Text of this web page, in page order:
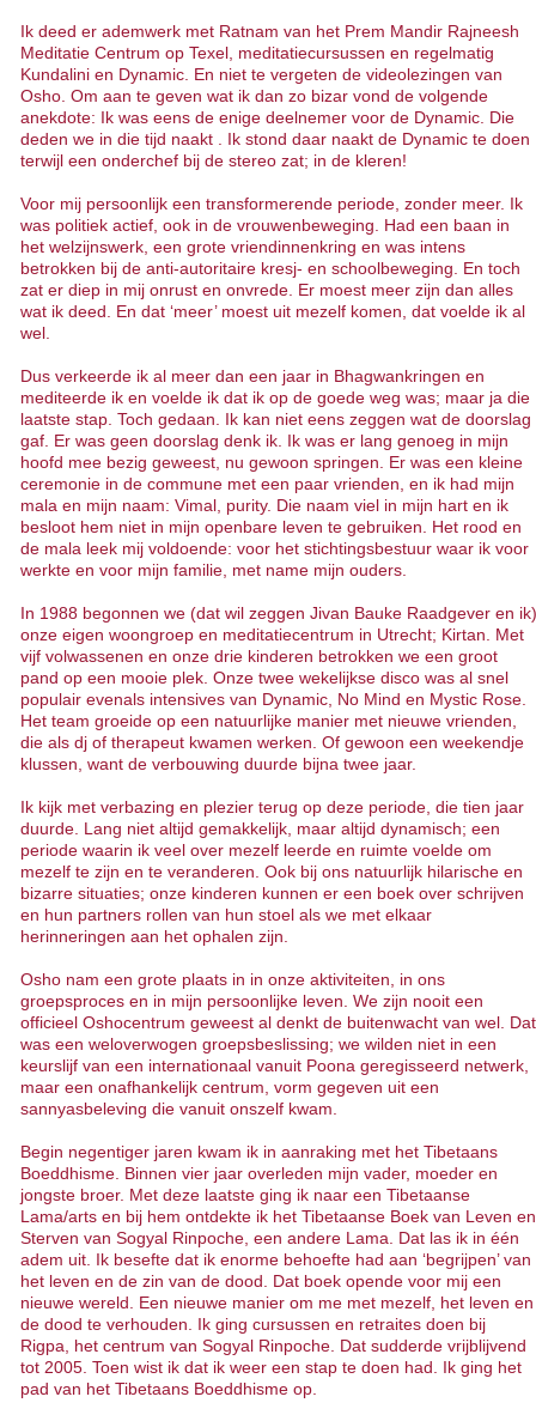
Ik deed er ademwerk met Ratnam van het Prem Mandir Rajneesh
Meditatie Centrum op Texel, meditatiecursussen en regelmatig
Kundalini en Dynamic. En niet te vergeten de videolezingen van
Osho. Om aan te geven wat ik dan zo bizar vond de volgende
anekdote: Ik was eens de enige deelnemer voor de Dynamic. Die
deden we in die tijd naakt . Ik stond daar naakt de Dynamic te doen
terwijl een onderchef bij de stereo zat; in de kleren!
Voor mij persoonlijk een transformerende periode, zonder meer. Ik
was politiek actief, ook in de vrouwenbeweging. Had een baan in
het welzijnswerk, een grote vriendinnenkring en was intens
betrokken bij de anti-autoritaire kresj- en schoolbeweging. En toch
zat er diep in mij onrust en onvrede. Er moest meer zijn dan alles
wat ik deed. En dat ‘meer’ moest uit mezelf komen, dat voelde ik al
wel.
Dus verkeerde ik al meer dan een jaar in Bhagwankringen en
mediteerde ik en voelde ik dat ik op de goede weg was; maar ja die
laatste stap. Toch gedaan. Ik kan niet eens zeggen wat de doorslag
gaf. Er was geen doorslag denk ik. Ik was er lang genoeg in mijn
hoofd mee bezig geweest, nu gewoon springen. Er was een kleine
ceremonie in de commune met een paar vrienden, en ik had mijn
mala en mijn naam: Vimal, purity. Die naam viel in mijn hart en ik
besloot hem niet in mijn openbare leven te gebruiken. Het rood en
de mala leek mij voldoende: voor het stichtingsbestuur waar ik voor
werkte en voor mijn familie, met name mijn ouders.
In 1988 begonnen we (dat wil zeggen Jivan Bauke Raadgever en ik)
onze eigen woongroep en meditatiecentrum in Utrecht; Kirtan. Met
vijf volwassenen en onze drie kinderen betrokken we een groot
pand op een mooie plek. Onze twee wekelijkse disco was al snel
populair evenals intensives van Dynamic, No Mind en Mystic Rose.
Het team groeide op een natuurlijke manier met nieuwe vrienden,
die als dj of therapeut kwamen werken. Of gewoon een weekendje
klussen, want de verbouwing duurde bijna twee jaar.
Ik kijk met verbazing en plezier terug op deze periode, die tien jaar
duurde. Lang niet altijd gemakkelijk, maar altijd dynamisch; een
periode waarin ik veel over mezelf leerde en ruimte voelde om
mezelf te zijn en te veranderen. Ook bij ons natuurlijk hilarische en
bizarre situaties; onze kinderen kunnen er een boek over schrijven
en hun partners rollen van hun stoel als we met elkaar
herinneringen aan het ophalen zijn.
Osho nam een grote plaats in in onze aktiviteiten, in ons
groepsproces en in mijn persoonlijke leven. We zijn nooit een
officieel Oshocentrum geweest al denkt de buitenwacht van wel. Dat
was een weloverwogen groepsbeslissing; we wilden niet in een
keurslijf van een internationaal vanuit Poona geregisseerd netwerk,
maar een onafhankelijk centrum, vorm gegeven uit een
sannyasbeleving die vanuit onszelf kwam.
Begin negentiger jaren kwam ik in aanraking met het Tibetaans
Boeddhisme. Binnen vier jaar overleden mijn vader, moeder en
jongste broer. Met deze laatste ging ik naar een Tibetaanse
Lama/arts en bij hem ontdekte ik het Tibetaanse Boek van Leven en
Sterven van Sogyal Rinpoche, een andere Lama. Dat las ik in één
adem uit. Ik besefte dat ik enorme behoefte had aan ‘begrijpen’ van
het leven en de zin van de dood. Dat boek opende voor mij een
nieuwe wereld. Een nieuwe manier om me met mezelf, het leven en
de dood te verhouden. Ik ging cursussen en retraites doen bij
Rigpa, het centrum van Sogyal Rinpoche. Dat sudderde vrijblijvend
tot 2005. Toen wist ik dat ik weer een stap te doen had. Ik ging het
pad van het Tibetaans Boeddhisme op.